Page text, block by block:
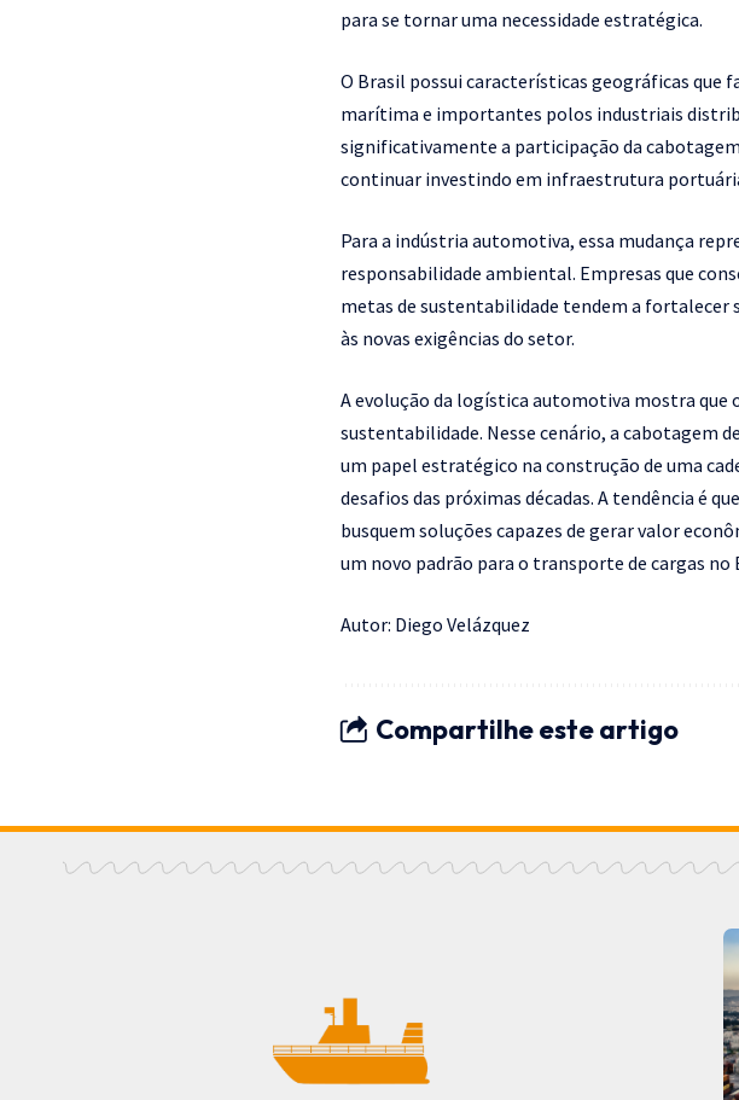
para se tornar uma necessidade estratégica.
O Brasil possui características geográficas que
marítima e importantes polos industriais
significativamente a participação da
continuar investindo em infraestrutura
Para a indústria automotiva, essa mudança
responsabilidade ambiental. Empresas que
metas de sustentabilidade tendem a fortalecer
às novas exigências do setor.
A evolução da logística automotiva mostra que
sustentabilidade. Nesse cenário, a cabotagem
um papel estratégico na construção de uma
desafios das próximas décadas. A tendência é
busquem soluções capazes de gerar valor
um novo padrão para o transporte de cargas no
Autor: Diego Velázquez
Compartilhe este artigo